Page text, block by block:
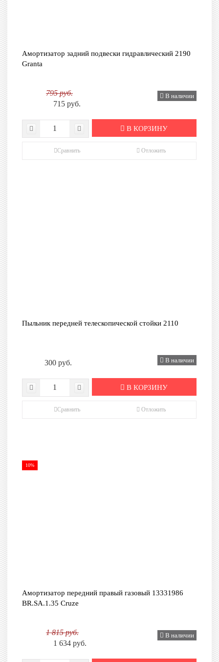
Амортизатор задний подвески гидравлический 2190
Granta
795 руб.
715 руб.
В наличии
В КОРЗИНУ
Сравнить Отложить
Пыльник передней телескопической стойки 2110
300 руб. В наличии
В КОРЗИНУ
Сравнить Отложить
10%
Амортизатор передний правый газовый 13331986
BR.SA.1.35 Cruze
1 815 руб.
1 634 руб.
В наличии